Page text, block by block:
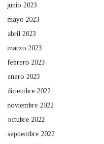
junio 2023
mayo 2023
abril 2023
marzo 2023
febrero 2023
enero 2023
diciembre 2022
noviembre 2022
octubre 2022
septiembre 2022